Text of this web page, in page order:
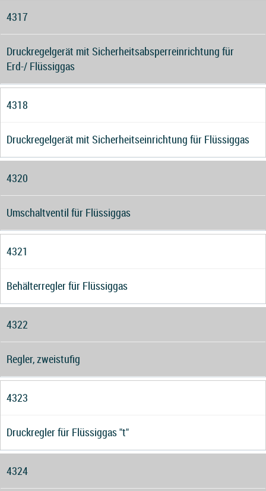
4317
Druckregelgerät mit Sicherheitsabsperreinrichtung für
Erd-/ Flüssiggas
4318
Druckregelgerät mit Sicherheitseinrichtung für Flüssiggas
4320
Umschaltventil für Flüssiggas
4321
Behälterregler für Flüssiggas
4322
Regler, zweistufig
4323
Druckregler für Flüssiggas "t"
4324